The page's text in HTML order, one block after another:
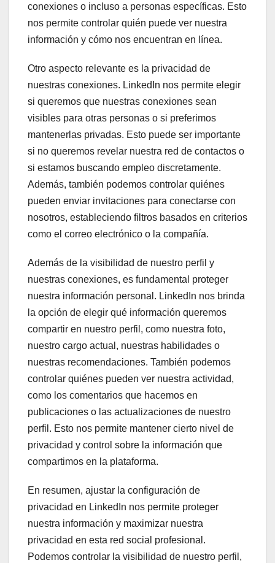
conexiones o incluso a personas específicas. Esto
nos permite controlar quién puede ver nuestra
información y cómo nos encuentran en línea.
Otro aspecto relevante es la privacidad de
nuestras conexiones. LinkedIn nos permite elegir
si queremos que nuestras conexiones sean
visibles para otras personas o si preferimos
mantenerlas privadas. Esto puede ser importante
si no queremos revelar nuestra red de contactos o
si estamos buscando empleo discretamente.
Además, también podemos controlar quiénes
pueden enviar invitaciones para conectarse con
nosotros, estableciendo filtros basados en criterios
como el correo electrónico o la compañía.
Además de la visibilidad de nuestro perfil y
nuestras conexiones, es fundamental proteger
nuestra información personal. LinkedIn nos brinda
la opción de elegir qué información queremos
compartir en nuestro perfil, como nuestra foto,
nuestro cargo actual, nuestras habilidades o
nuestras recomendaciones. También podemos
controlar quiénes pueden ver nuestra actividad,
como los comentarios que hacemos en
publicaciones o las actualizaciones de nuestro
perfil. Esto nos permite mantener cierto nivel de
privacidad y control sobre la información que
compartimos en la plataforma.
En resumen, ajustar la configuración de
privacidad en LinkedIn nos permite proteger
nuestra información y maximizar nuestra
privacidad en esta red social profesional.
Podemos controlar la visibilidad de nuestro perfil,